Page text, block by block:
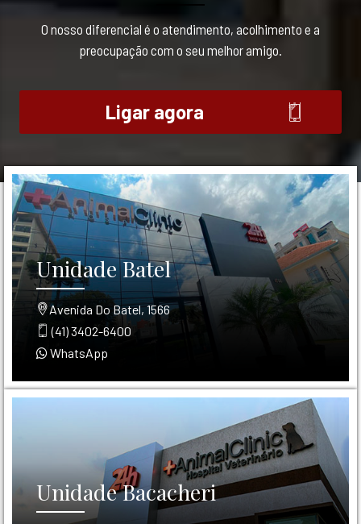
O nosso diferencial é o atendimento, acolhimento e a
preocupação com o seu melhor amigo.
Ligar agora
Unidade Batel
Avenida Do Batel, 1566
(41) 3402-6400
WhatsApp
Unidade Bacacheri